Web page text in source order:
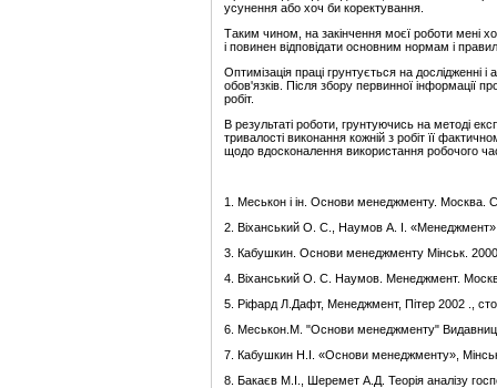
усунення або хоч би коректування.
Таким чином, на закінчення моєї роботи мені
і повинен відповідати основним нормам і
Оптимізація праці грунтується на дослідженні
обов'язків. Після збору первинної інформації
робіт.
В результаті роботи, грунтуючись на методі
тривалості виконання кожній з робіт її
щодо вдосконалення використання робочого
1. Меськон і ін. Основи менеджменту. Москва.
2. Віханський О. С., Наумов А. І.
3. Кабушкин. Основи менеджменту Мінськ.
4. Віханський О. С. Наумов. Менеджмент.
5. Ріфард Л.Дафт, Менеджмент, Пітер 2002 .,
6. Меськон.М. "Основи менеджменту"
7. Кабушкин Н.І. «Основи менеджменту»,
8. Бакаєв М.І., Шеремет А.Д. Теорія аналізу